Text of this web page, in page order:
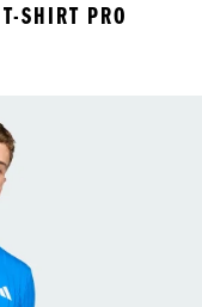
SHIRT PRO